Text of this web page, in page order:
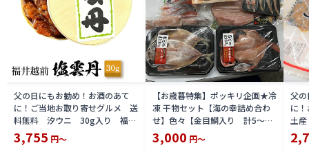
父の日にもお勧め！お酒のあて
に！ご当地お取り寄せグルメ 送
料無料 汐ウニ 30g入り 福井
県の手土産 贅沢飯・最高の酒の
肴 まとめ買いがお得！ 海の幸
3,755 円～
【お歳暮特集】ポッキリ企画★冷
凍 干物セット【海の幸詰め合わ
せ】色々【金目鯛入り 計5～6
種入り】 海の幸 季節によって
多少品物は変わります。金目鯛は
3,000 円～
父
に
土
+ス
枚